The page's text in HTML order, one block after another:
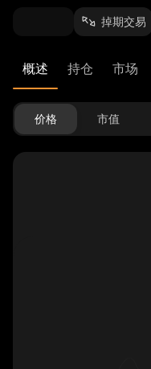
掉期交易
概述 持仓 市场
价格 市值